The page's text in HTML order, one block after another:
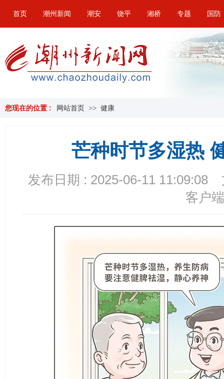
首页 潮州新闻 潮安 饶平 湘桥 专题 国防
您现在的位置 : 网站首页 >> 健康
芒种时节多湿热
发布日期 : 2025-06-11 11:09:08
客户端